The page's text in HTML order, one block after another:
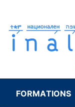
principal
FORMATIONS